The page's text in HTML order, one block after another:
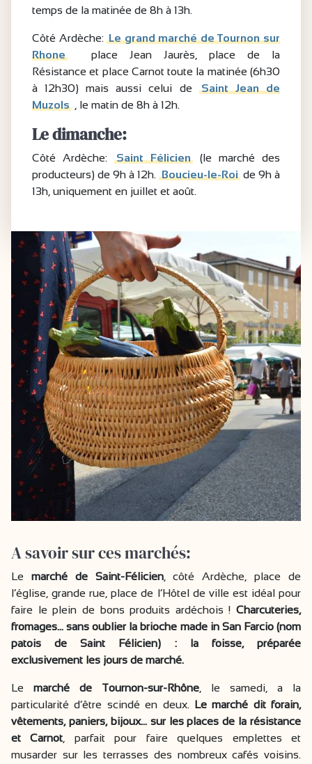
temps de la matinée de 8h à 13h.
Côté Ardèche:Le grand marché de Tournon sur
Rhone
place Jean Jaurès, place de la
Résistance et place Carnot toute la matinée (6h30
à 12h30) mais aussi celui de
Saint Jean de
Muzols
, le matin de 8h à 12h.
Le dimanche:
Côté Ardèche: Saint Félicien
(le marché des
producteurs) de 9h à 12h.Boucieu-le-Roide 9h à
13h, uniquement en juillet et août.
A savoir sur ces marchés:
Le marché de Saint-Félicien, côté Ardèche, place de
l’église, grande rue, place de l’Hôtel de ville est idéal pour
faire le plein de bons produits ardéchois ! Charcuteries,
fromages... sans oublier la brioche made in San Farcio (nom
patois de Saint Félicien) : la foisse, préparée
exclusivement les jours de marché.
Le marché de Tournon-sur-Rhône , le samedi, a la
particularité d’être scindé en deux. Le marché dit forain,
vêtements, paniers, bijoux... sur les places de la résistance
et Carnot , parfait pour faire quelques emplettes et
musarder sur les terrasses des nombreux cafés voisins.